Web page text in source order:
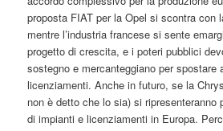
proposta FIAT per la Opel si scontra con
mentre l’industria francese si sente
progetto di crescita, e i poteri pubblici
sostegno e mercanteggiano per spostare
licenziamenti. Anche in futuro, se la
non è detto che lo sia) si ripresenteranno
di impianti e licenziamenti in Europa.